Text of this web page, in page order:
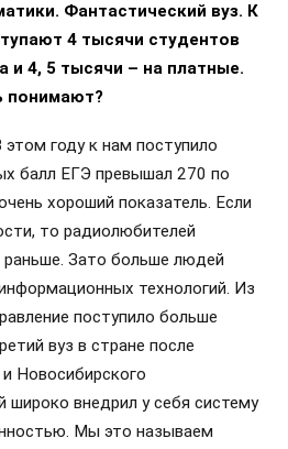
Фантастический вуз. К
4 тысячи студентов
и 4, 5 тысячи – на платные.
понимают?
году к нам поступило
балл ЕГЭ превышал 270 по
хороший показатель. Если
то радиолюбителей
Зато больше людей
технологий. Из
поступило больше
вуз в стране после
Новосибирского
широко внедрил у себя систему
Мы это называем